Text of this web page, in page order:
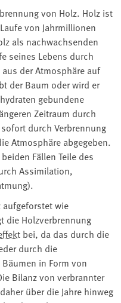
von Holz. Holz ist
von Jahrmillionen
als nachwachsenden
seines Lebens durch
aus der Atmosphäre auf
der Baum oder wird er
gebundene
Zeitraum durch
durch Verbrennung
Atmosphäre abgegeben.
Fällen Teile des
Assimilation,
aufgeforstet wie
die Holzverbrennung
bei, da das durch die
durch die
in Form von
Bilanz von verbrannter
über die Jahre hinweg